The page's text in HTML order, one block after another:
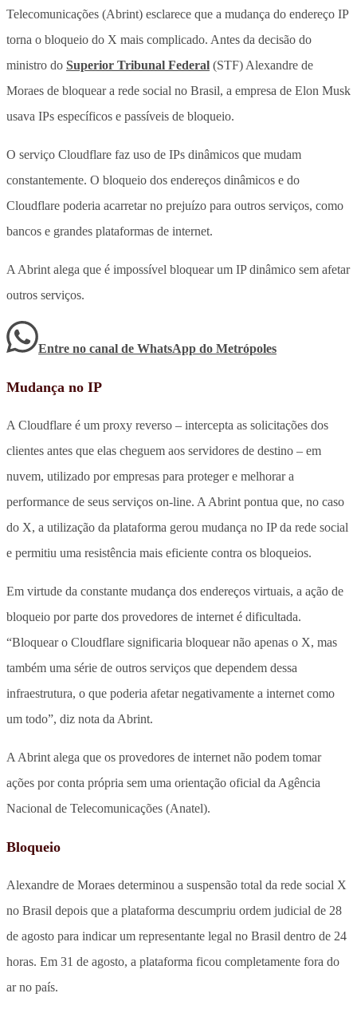
Telecomunicações (Abrint) esclarece que a mudança do endereço IP
torna o bloqueio do X mais complicado. Antes da decisão do
ministro do Superior Tribunal Federal (STF) Alexandre de
Moraes de bloquear a rede social no Brasil, a empresa de Elon Musk
usava IPs específicos e passíveis de bloqueio.
O serviço Cloudflare faz uso de IPs dinâmicos que mudam
constantemente. O bloqueio dos endereços dinâmicos e do
Cloudflare poderia acarretar no prejuízo para outros serviços, como
bancos e grandes plataformas de internet.
A Abrint alega que é impossível bloquear um IP dinâmico sem afetar
outros serviços.
Entre no canal de WhatsApp do Metrópoles
Mudança no IP
A Cloudflare é um proxy reverso – intercepta as solicitações dos
clientes antes que elas cheguem aos servidores de destino – em
nuvem, utilizado por empresas para proteger e melhorar a
performance de seus serviços on-line. A Abrint pontua que, no caso
do X, a utilização da plataforma gerou mudança no IP da rede social
e permitiu uma resistência mais eficiente contra os bloqueios.
Em virtude da constante mudança dos endereços virtuais, a ação de
bloqueio por parte dos provedores de internet é dificultada.
“Bloquear o Cloudflare significaria bloquear não apenas o X, mas
também uma série de outros serviços que dependem dessa
infraestrutura, o que poderia afetar negativamente a internet como
um todo”, diz nota da Abrint.
A Abrint alega que os provedores de internet não podem tomar
ações por conta própria sem uma orientação oficial da Agência
Nacional de Telecomunicações (Anatel).
Bloqueio
Alexandre de Moraes determinou a suspensão total da rede social X
no Brasil depois que a plataforma descumpriu ordem judicial de 28
de agosto para indicar um representante legal no Brasil dentro de 24
horas. Em 31 de agosto, a plataforma ficou completamente fora do
ar no país.